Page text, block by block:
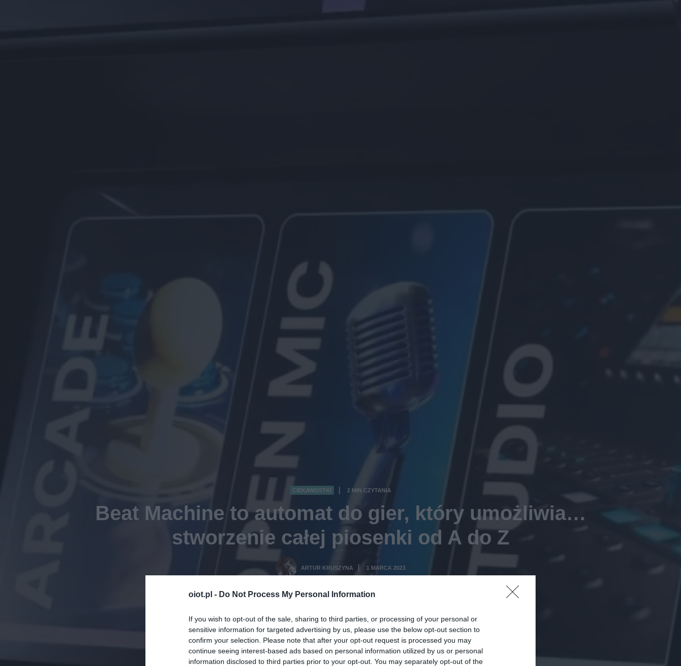
oiot.pl - Do Not Process My Personal Information
If you wish to opt-out of the sale, sharing to third parties, or processing of your personal or
sensitive information for targeted advertising by us, please use the below opt-out section to
confirm your selection. Please note that after your opt-out request is processed you may
continue seeing interest-based ads based on personal information utilized by us or personal
information disclosed to third parties prior to your opt-out. You may separately opt-out of the
CIEKAWOSTKI 2 MIN CZYTANIA
Beat Machine to automat do gier, który umożliwia…
stworzenie całej piosenki od A do Z
ARTUR KRUSZYNA 1 MARCA 2023